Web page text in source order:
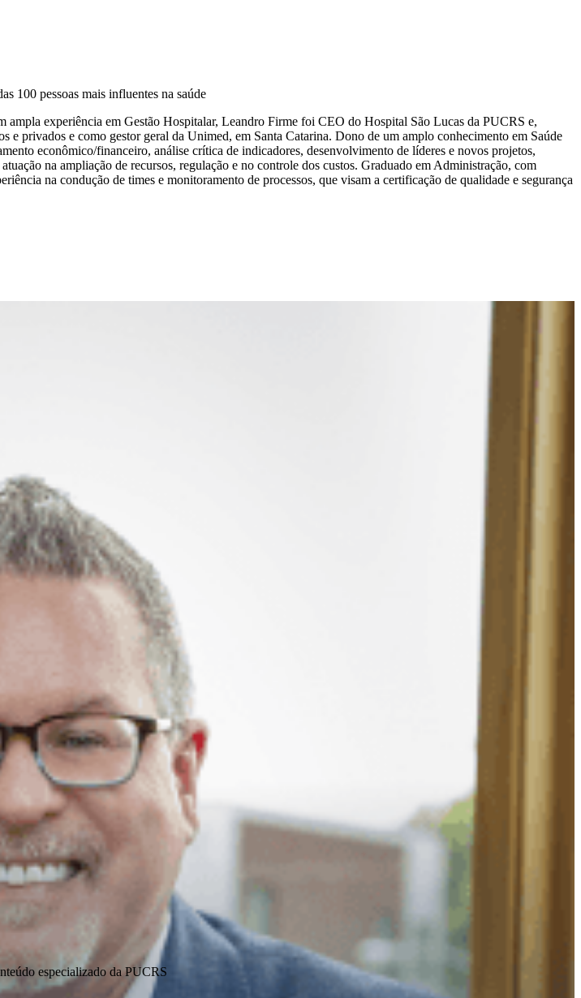
100 pessoas mais influentes na saúde
experiência em Gestão Hospitalar, Leandro Firme foi CEO do Hospital São Lucas da PUCRS e,
privados e como gestor geral da Unimed, em Santa Catarina. Dono de um amplo conhecimento em Saúde
econômico/financeiro, análise crítica de indicadores, desenvolvimento de líderes e novos projetos,
na ampliação de recursos, regulação e no controle dos custos. Graduado em Administração, com
na condução de times e monitoramento de processos, que visam a certificação de qualidade e segurança
especializado da PUCRS